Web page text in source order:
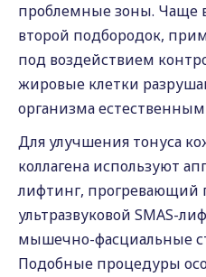
проблемные зоны. Чаще
второй подбородок,
под воздействием
жировые клетки
организма
Для улучшения тонуса
коллагена используют
лифтинг, прогревающий
ультразвуковой SMAS-
мышечно-фасциальные
Подобные процедуры